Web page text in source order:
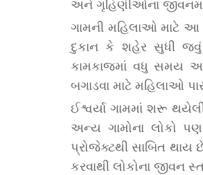
અને ગૃહિણીઓના
ગામની મહિલાઓ માટે આ
દુકાન કે શહેર સુધી
કામકાજમાં વધુ સમય
બગાડવા માટે મહિલાઓ
ઈશ્વર્યા ગામમાં શરૂ
અન્ય ગામોના લોકો
પ્રોજેક્ટથી સાબિત
કરવાથી લોકોના જીવન